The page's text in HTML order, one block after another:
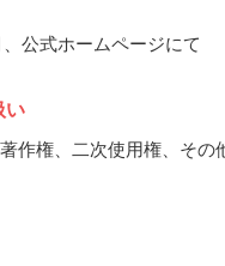
、公式ホームページにて
い
作権、二次使用権、そ